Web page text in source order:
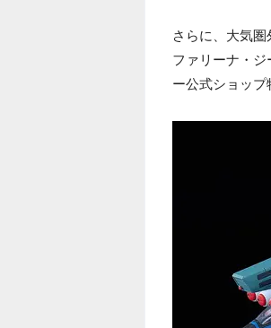
さらに、大気
ファリーナ・
ー公式ショップ